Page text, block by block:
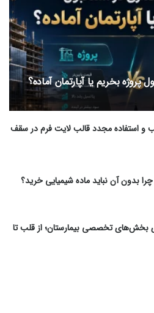
پروژه بخریم یا آپارتمان آماده؟
استفاده مجدد قالب لایت فرم در سقف
بخش‌های تخصصی بیمارستان؛ از قلب تا